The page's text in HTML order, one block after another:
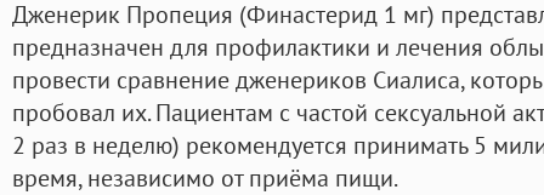
Дженерик Пропеция (Финастерид 1 мг)
предназначен для профилактики и лечения
провести сравнение дженериков Сиалиса,
пробовал их. Пациентам с частой сексуальной
2 раз в неделю) рекомендуется принимать 5
время, независимо от приёма пищи.